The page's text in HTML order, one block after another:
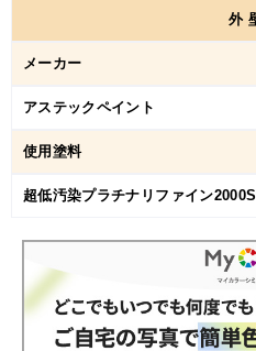
外
メーカー
アステックペイント
使用塗料
超低汚染プラチナリファイン